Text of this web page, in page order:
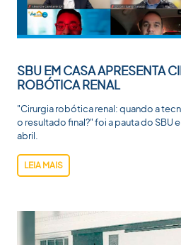
SBU EM CASA APRESENTA
ROBÓTICA RENAL
"Cirurgia robótica renal: quando a
o resultado final?" foi a pauta do SBU
abril.
LEIA MAIS